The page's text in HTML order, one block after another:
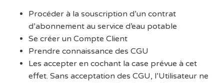
Procéder à la souscription d’un contrat
d’abonnement au service d’eau potable
Se créer un Compte Client
Prendre connaissance des CGU
Les accepter en cochant la case prévue à cet
effet. Sans acceptation des CGU, l’Utilisateur ne